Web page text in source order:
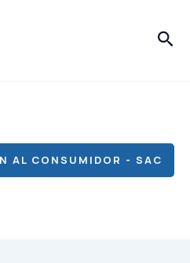
AL CONSUMIDOR - SAC